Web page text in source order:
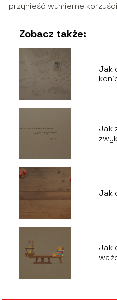
przynieść wymierne
Zobacz także:
Jak
Jak
Jak
Jak